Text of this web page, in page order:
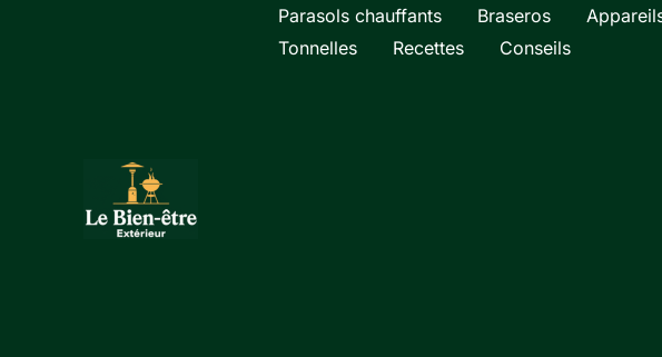
Parasols chauffants Braseros
Tonnelles
Recettes Conseils